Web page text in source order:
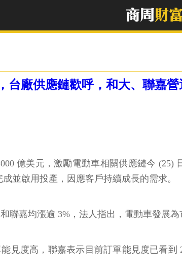
台廠供應鏈歡呼，和大、聯嘉
億美元，激勵電動車相關供應鏈今
並啟用投產，因應客戶持續成長的需求。
聯嘉均漲逾 3%，法人指出，電動車發展
見度高，聯嘉表示目前訂單能見度已看